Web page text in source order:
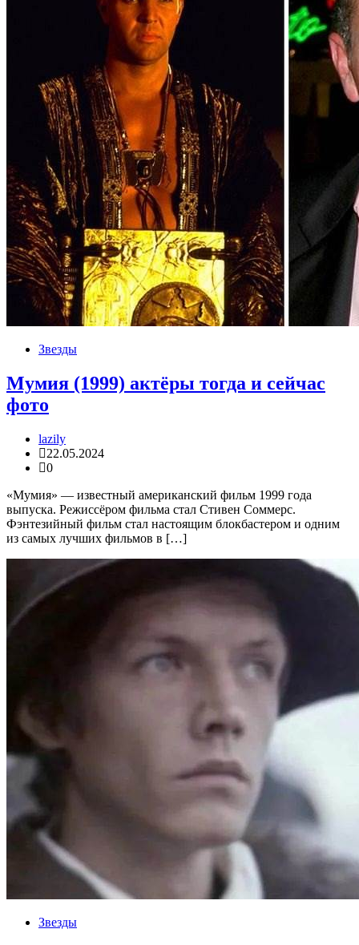
Звезды
Мумия (1999) актёры тогда и сейчас
фото
lazily
22.05.2024
0
«Мумия» — известный американский фильм 1999 года
выпуска. Режиссёром фильма стал Стивен Соммерс.
Фэнтезийный фильм стал настоящим блокбастером и одним
из самых лучших фильмов в […]
Звезды